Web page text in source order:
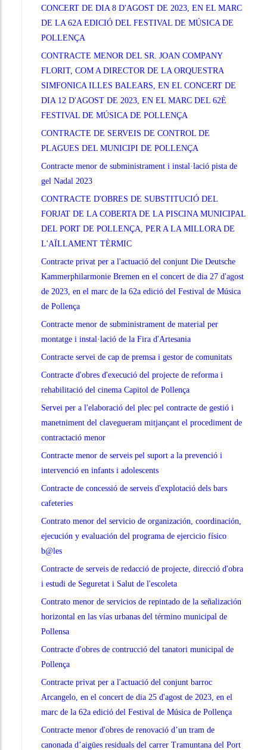
CONCERT DE DIA 8 D'AGOST DE 2023, EN EL MARC
DE LA 62A EDICIÓ DEL FESTIVAL DE MÚSICA DE
POLLENÇA
CONTRACTE MENOR DEL SR. JOAN COMPANY
FLORIT, COM A DIRECTOR DE LA ORQUESTRA
SIMFONICA ILLES BALEARS, EN EL CONCERT DE
DIA 12 D'AGOST DE 2023, EN EL MARC DEL 62È
FESTIVAL DE MÚSICA DE POLLENÇA
CONTRACTE DE SERVEIS DE CONTROL DE
PLAGUES DEL MUNICIPI DE POLLENÇA
Contracte menor de subministrament i instal·lació pista de
gel Nadal 2023
CONTRACTE D'OBRES DE SUBSTITUCIÓ DEL
FORJAT DE LA COBERTA DE LA PISCINA MUNICIPAL
DEL PORT DE POLLENÇA, PER A LA MILLORA DE
L'AÏLLAMENT TÈRMIC
Contracte privat per a l'actuació del conjunt Die Deutsche
Kammerphilarmonie Bremen en el concert de dia 27 d'agost
de 2023, en el marc de la 62a edició del Festival de Música
de Pollença
Contracte menor de subministrament de material per
montatge i instal·lació de la Fira d'Artesania
Contracte servei de cap de premsa i gestor de comunitats
Contracte d'obres d'execució del projecte de reforma i
rehabilitació del cinema Capitol de Pollença
Servei per a l'elaboració del plec pel contracte de gestió i
manetniment del clavegueram mitjançant el procediment de
contractació menor
Contracte menor de serveis pel suport a la prevenció i
intervenció en infants i adolescents
Contracte de concessió de serveis d'explotació dels bars
cafeteries
Contrato menor del servicio de organización, coordinación,
ejecución y evaluación del programa de ejercicio físico
b@les
Contracte de serveis de redacció de projecte, direcció d'obra
i estudi de Seguretat i Salut de l'escoleta
Contrato menor de servicios de repintado de la señalización
horizontal en las vías urbanas del término municipal de
Pollensa
Contracte d'obres de contrucció del tanatori municipal de
Pollença
Contracte privat per a l'actuació del conjunt barroc
Arcangelo, en el concert de dia 25 d'agost de 2023, en el
marc de la 62a edició del Festival de Música de Pollença
Contracte menor d'obres de renovació d’un tram de
canonada d’aigües residuals del carrer Tramuntana del Port